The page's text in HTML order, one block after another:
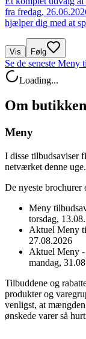
fra fredag,
hjælper dig med at
Vis Følg
Se de seneste Meny
Loading...
Om butikken
Meny
I disse tilbudsaviser
netværket denne uge.
De nyeste brochurer
Meny
torsdag,
Aktuel Meny
27.08.2026
Aktuel Meny -
mandag,
Tilbuddene og
produkter og
venligst, at
ønskede varer så